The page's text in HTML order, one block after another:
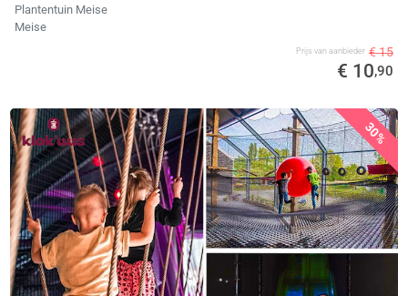
Plantentuin Meise
Meise
Prijs van aanbieder € 15
€ 10,90
30%